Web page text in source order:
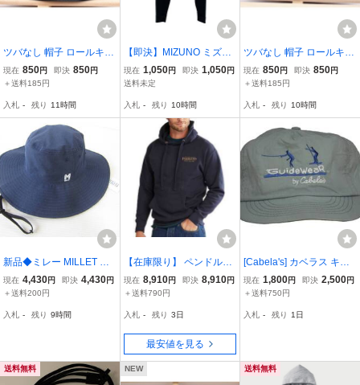
ツバなし 帽子 ロールキャ
ップ デニム 綿 キャップ
フィッシャースマンキャ
現在 850円 即決 850円
＋送料185円
入札 - 残り 11時間
【即決】MIZUNO ミズノ
ブレスサーモ エキスペデ
ィション パンツ 73CP-82
ズ 32995-60
現在 1,050円 即決 1,050円
送料未定
入札 - 残り 10時間
ツバなし 帽子 ロールキャ
ップ コーデュロイ 綿 キ
ャップ フィッシャースマ
ーキ色 トレンド BC7-1
現在 850円 即決 850円
＋送料185円
入札 - 残り 10時間
新品◆ミレー MILLET ト
レッキング メッシュ ハッ
ト BREATHE MESH HAT
ー紺 帽子 登山 キャンプ
現在 4,430円 即決 4,430円
＋送料200円
入札 - 残り 9時間
【在庫限り】 ペンドルト
ン ヘリテージロゴフーデ
ィー(メンズ) NV BLO 007
り】 HERITAGE LOGO H
OODIE PENDLETON
現在 8,910円 即決 8,910円
＋送料790円
入札 - 残り 3日
最安値を見る
[Cabela's] カベラス キャ
ップ 色グレイ Guidewe
ar by Cabela's CAP AME
ズフリー vintage 新品
現在 1,800円 即決 2,500円
＋送料750円
入札 - 残り 1日
送料無料 NEW 送料無料